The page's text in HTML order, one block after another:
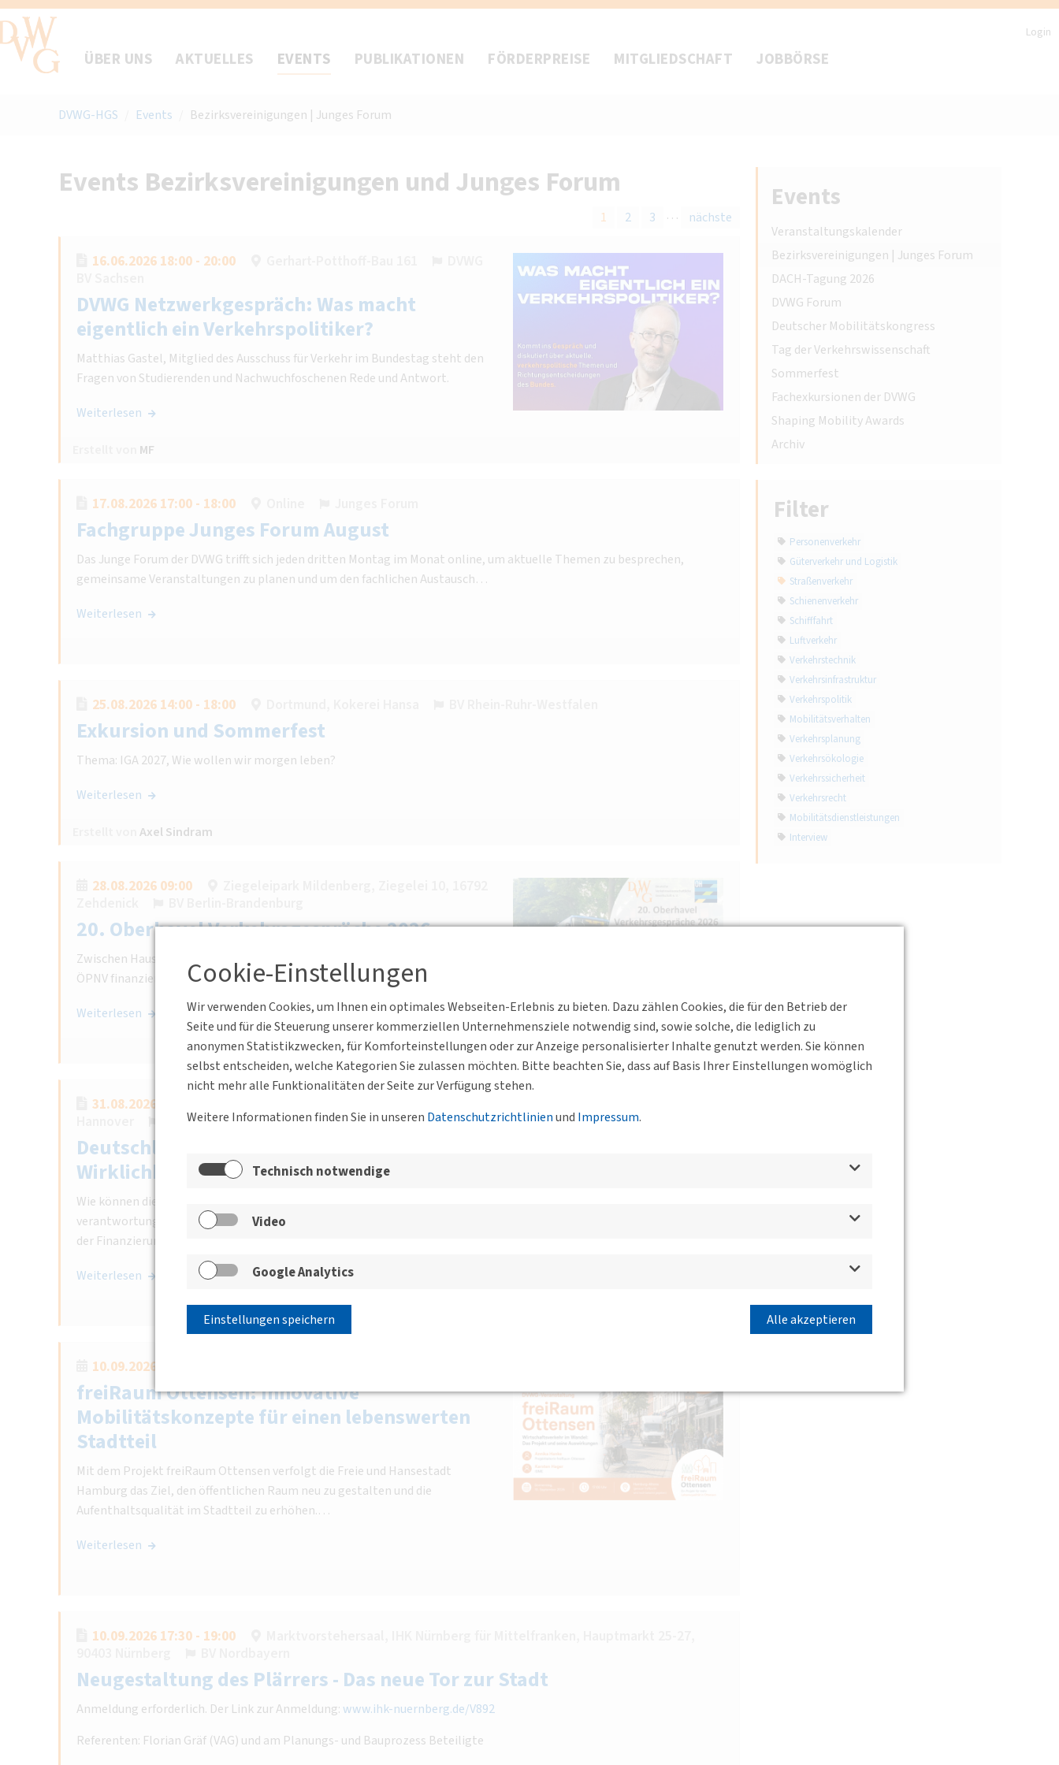
Cookie-Einstellungen
Wir verwenden Cookies, um Ihnen ein optimales Webseiten-Erlebnis zu bieten. Dazu zählen Cookies, die für den Betrieb der
Seite und für die Steuerung unserer kommerziellen Unternehmensziele notwendig sind, sowie solche, die lediglich zu
anonymen Statistikzwecken, für Komforteinstellungen oder zur Anzeige personalisierter Inhalte genutzt werden. Sie können
selbst entscheiden, welche Kategorien Sie zulassen möchten. Bitte beachten Sie, dass auf Basis Ihrer Einstellungen womöglich
nicht mehr alle Funktionalitäten der Seite zur Verfügung stehen.
Weitere Informationen finden Sie in unseren Datenschutzrichtlinienund Impressum.
Technisch notwendige
Video
Google Analytics
Einstellungen speichern Alle akzeptieren
Login
ÜBER UNS AKTUELLES EVENTS PUBLIKATIONEN FÖRDERPREISE MITGLIEDSCHAFT JOBBÖRSE
DVWG-HGS Events Bezirksvereinigungen | Junges Forum
Events Bezirksvereinigungen und Junges Forum
1 2 3 … nächste
16.06.2026 18:00 - 20:00
DVWG Netzwerkgespräch: Was macht
eigentlich ein Verkehrspolitiker?
Matthias Gastel, Mitglied des Ausschuss für Verkehr im Bundestag steht den
Fragen von Studierenden und Nachwuchfoschenen Rede und Antwort.
Weiterlesen
MF
17.08.2026 17:00 - 18:00
Fachgruppe Junges Forum August
Das Junge Forum der DVWG trifft sich jeden dritten Montag im Monat online, um aktuelle Themen zu besprechen,
gemeinsame Veranstaltungen zu planen und um den fachlichen Austausch…
Weiterlesen
25.08.2026 14:00 - 18:00
Exkursion und Sommerfest
Thema: IGA 2027, Wie wollen wir morgen leben?
Weiterlesen
Axel Sindram
28.08.2026 09:00
20. Oberhavel Verkehrsgespräche 2026
Zwischen Haushaltskürzungen und Verkehrswende: Wie kann ein attraktiver
ÖPNV finanziert werden?
Weiterlesen
31.08.2026 09:30 - 16:00
BV Niedersachsen-Bremen
Deutschlandtakt zwischen Anspruch und
Wirklichkeit
Wie können die Ziele der Verkehrsverlagerung und eines
verantwortungsvollen Energieeinsatzes erreicht werden unter Sicherstellung
der Finanzierung von Infrastruktur und Betrieb?
Weiterlesen
10.09.2026 17:00
freiRaum Ottensen: Innovative
Mobilitätskonzepte für einen lebenswerten
Stadtteil
Mit dem Projekt freiRaum Ottensen verfolgt die Freie und Hansestadt
Hamburg das Ziel, den öffentlichen Raum neu zu gestalten und die
Aufenthaltsqualität im Stadtteil zu erhöhen.…
Weiterlesen
10.09.2026 17:30 - 19:00
Neugestaltung des Plärrers - Das neue Tor zur Stadt
Anmeldung erforderlich. Der Link zur Anmeldung: www.ihk-nuernberg.de/V892
Referenten: Florian Gräf (VAG) und am Planungs- und Bauprozess Beteiligte
Events
Veranstaltungskalender
Bezirksvereinigungen | Junges Forum
DACH-Tagung 2026
DVWG Forum
Deutscher Mobilitätskongress
Tag der Verkehrswissenschaft
Sommerfest
Fachexkursionen der DVWG
Shaping Mobility Awards
Archiv
Filter
Personenverkehr
Güterverkehr und Logistik
Straßenverkehr
Schienenverkehr
Schifffahrt
Luftverkehr
Verkehrstechnik
Verkehrsinfrastruktur
Verkehrspolitik
Mobilitätsverhalten
Verkehrsplanung
Verkehrsökologie
Verkehrssicherheit
Verkehrsrecht
Mobilitätsdienstleistungen
Interview